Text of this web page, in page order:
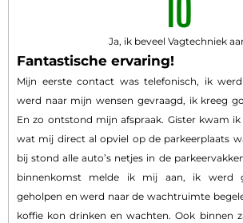
10
Ja, ik beveel Vagtechniek
Fantastische ervaring!
Mijn eerste contact was telefonisch, ik
werd naar mijn wensen gevraagd, ik kreeg
En zo ontstond mijn afspraak. Gister kwam ik
wat mij direct al opviel op de parkeerplaats
bij stond alle auto’s netjes in de
binnenkomst melde ik mij aan, ik werd
geholpen en werd naar de wachtruimte
koffie kon drinken en wachten. Ook binnen